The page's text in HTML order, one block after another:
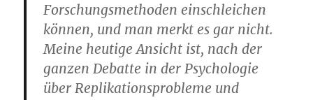
Forschungsmethoden einschleichen
können, und man merkt es gar nicht.
Meine heutige Ansicht ist, nach der
ganzen Debatte in der Psychologie
über Replikationsprobleme und